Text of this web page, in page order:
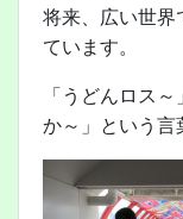
将来、広い世界
ています。
「うどんロス
か～」という言